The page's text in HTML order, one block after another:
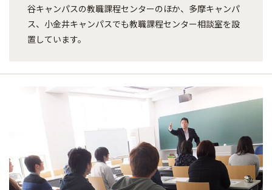
谷キャンパスの教職課程センターのほか、多摩キャンパ
ス、小金井キャンパスでも教職課程センター相談室を設
置しています。